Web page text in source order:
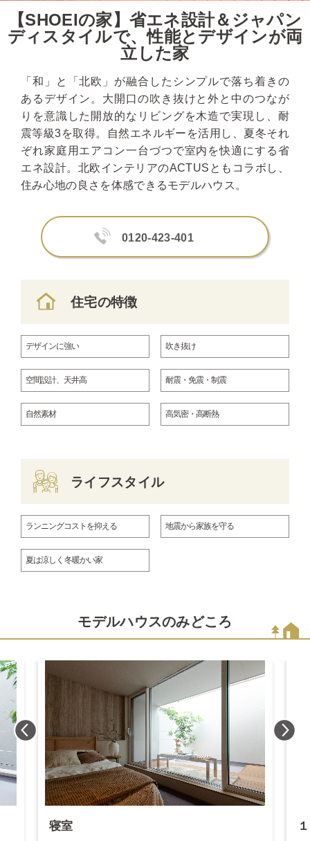
【SHOEIの家】省エネ設計＆ジャパン
ディスタイルで、性能とデザインが両
立した家
「和」と「北欧」が融合したシンプルで落ち着きの
あるデザイン。大開口の吹き抜けと外と中のつなが
りを意識した開放的なリビングを木造で実現し、耐
震等級3を取得。自然エネルギーを活用し、夏冬それ
ぞれ家庭用エアコン一台づつで室内を快適にする省
エネ設計。北欧インテリアのACTUSともコラボし、
住み心地の良さを体感できるモデルハウス。
0120-423-401
住宅の特徴
デザインに強い 吹き抜け
空間設計、天井高 耐震・免震・制震
自然素材 高気密・高断熱
ライフスタイル
ランニングコストを抑える 地震から家族を守る
夏は涼しく 冬暖かい家
モデルハウスのみどころ
寝室